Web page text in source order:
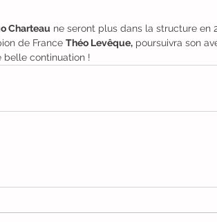
Charteau ne seront plus dans la structure en
de France Théo Levêque, poursuivra son
belle continuation !